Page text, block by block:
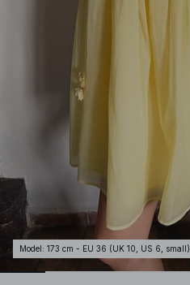
Model : 173 cm - EU 36 (UK 10, US 6, small)